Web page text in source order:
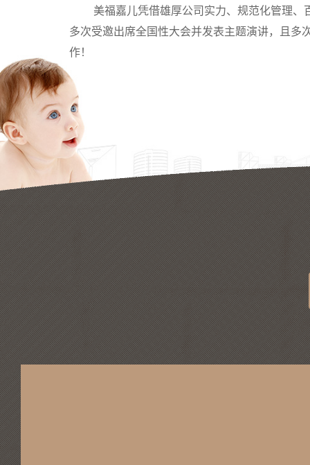
美福嘉儿凭借雄厚公司实力、规范化管理
多次受邀出席全国性大会并发表主题演讲，且多
作！